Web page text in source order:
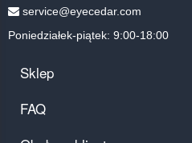
service@eyecedar.com
Poniedziałek-piątek: 9:00-18:00
Sklep
FAQ